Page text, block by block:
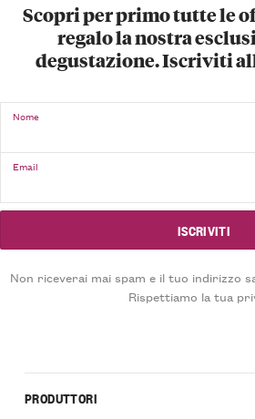
Scopri per primo tutte le
regalo la nostra
degustazione. Iscriviti
Nome
Email
Non riceverai mai spam e il tuo indirizzo
Rispettiamo la tua
PRODUTTORI